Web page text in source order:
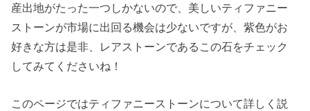
産出地がたった一つしかないので、美しいティファニー
ストーンが市場に出回る機会は少ないですが、紫色がお
好きな方は是非、レアストーンであるこの石をチェック
してみてくださいね！
このページではティファニーストーンについて詳しく説